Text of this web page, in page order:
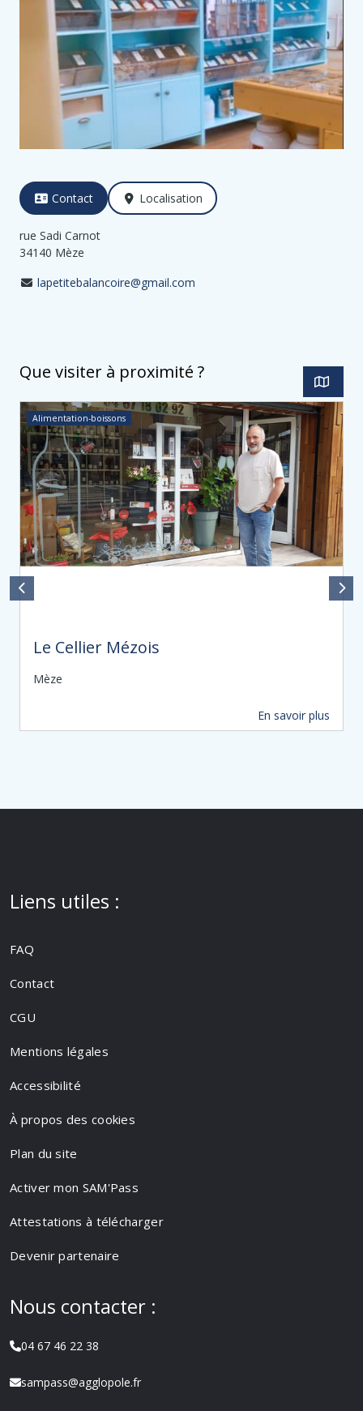
Contact Localisation
rue Sadi Carnot
34140 Mèze
lapetitebalancoire@gmail.com
Que visiter à proximité ?
Alimentation-boissons
Le Cellier Mézois
Mèze
En savoir plus
Liens utiles :
FAQ
Contact
CGU
Mentions légales
Accessibilité
À propos des cookies
Plan du site
Activer mon SAM'Pass
Attestations à télécharger
Devenir partenaire
Nous contacter :
04 67 46 22 38
sampass@agglopole.fr